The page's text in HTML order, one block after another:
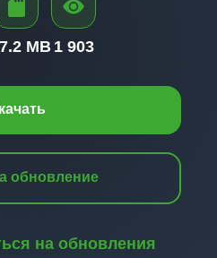
обновление
на обновления
MB 1 903